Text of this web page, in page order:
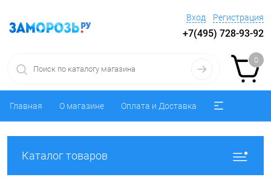
Вход Регистрация
+7(495) 728-93-92
0
Главная О магазине Оплата и Доставка
Каталог товаров